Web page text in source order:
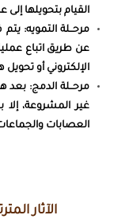
القيام بتحويلها
مرحــلة التمويه:يتم
عن طريق اتباع
الإلكتروني أو
مرحــلة الدمج: بعد
غير المشروعة،
العصابات
الآثار